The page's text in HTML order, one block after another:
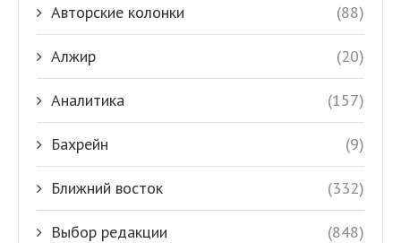
Авторские колонки (88)
Алжир (20)
Аналитика (157)
Бахрейн (9)
Ближний восток (332)
Выбор редакции (848)